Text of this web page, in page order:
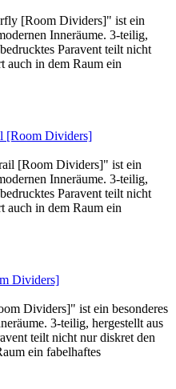
[Room Dividers]" ist ein
Inneräume. 3-teilig,
Paravent teilt nicht
auch in dem Raum ein
[Room Dividers]
[Room Dividers]" ist ein
Inneräume. 3-teilig,
Paravent teilt nicht
auch in dem Raum ein
Dividers]
Dividers]" ist ein besonderes
3-teilig, hergestellt aus
teilt nicht nur diskret den
ein fabelhaftes